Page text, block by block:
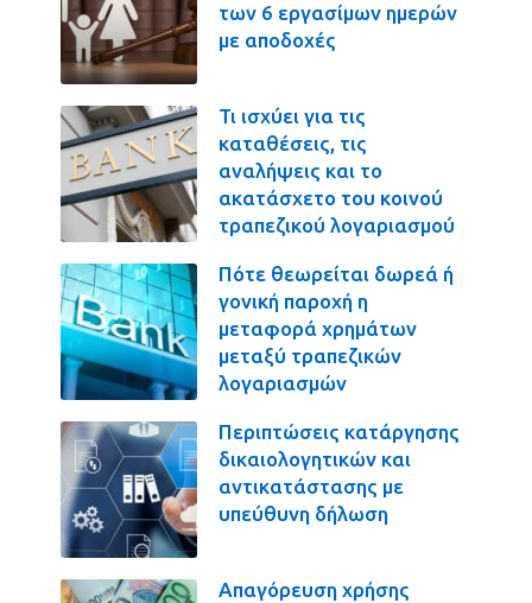
των 6 εργασίμων ημερών
με αποδοχές
Τι ισχύει για τις
καταθέσεις, τις
αναλήψεις και το
ακατάσχετο του κοινού
τραπεζικού λογαριασμού
Πότε θεωρείται δωρεά ή
γονική παροχή η
μεταφορά χρημάτων
μεταξύ τραπεζικών
λογαριασμών
Περιπτώσεις κατάργησης
δικαιολογητικών και
αντικατάστασης με
υπεύθυνη δήλωση
Απαγόρευση χρήσης